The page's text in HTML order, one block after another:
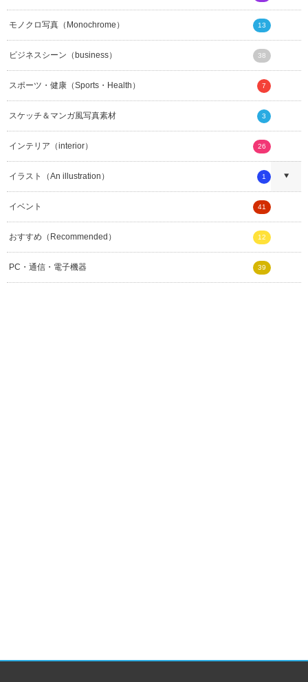
モノクロ写真（Monochrome） 13
ビジネスシーン（business） 38
スポーツ・健康（Sports・Health） 7
スケッチ＆マンガ風写真素材 3
インテリア（interior） 26
イラスト（An illustration） 1
イベント 41
おすすめ（Recommended） 12
PC・通信・電子機器 39